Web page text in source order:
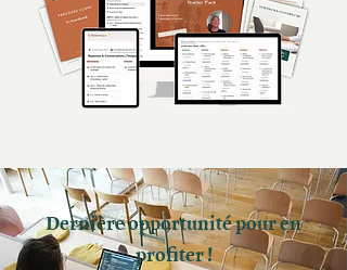
Dernière opportunité pour en
profiter !